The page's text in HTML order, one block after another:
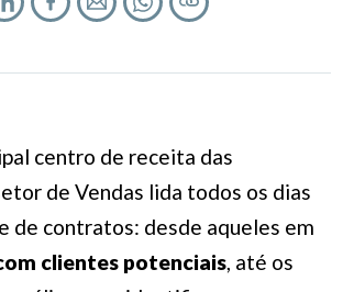
centro de receita das
de Vendas lida todos os dias
de contratos: desde aqueles em
clientes potenciais, até os